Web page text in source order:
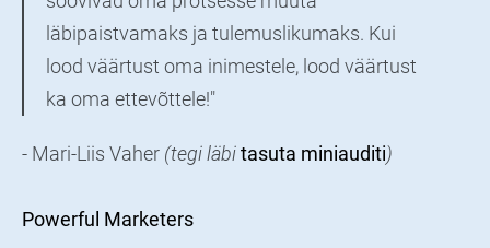
läbipaistvamaks ja tulemuslikumaks. Kui
lood väärtust oma inimestele, lood väärtust
ka oma ettevõttele!"
- Mari-Liis Vaher (tegi läbitasuta miniauditi)
Powerful Marketers